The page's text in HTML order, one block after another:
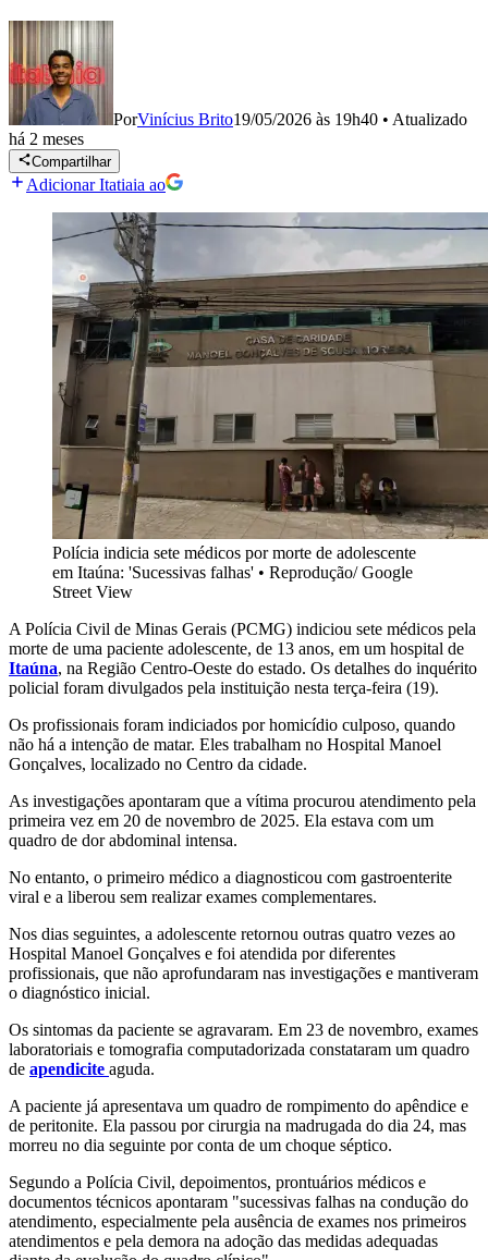
PorVinícius Brito19/05/2026 às 19h40 • Atualizado
há 2 meses
Compartilhar
Adicionar Itatiaia ao
Polícia indicia sete médicos por morte de adolescente
em Itaúna: 'Sucessivas falhas' • Reprodução/ Google
Street View
A Polícia Civil de Minas Gerais (PCMG) indiciou sete médicos pela
morte de uma paciente adolescente, de 13 anos, em um hospital de
Itaúna, na Região Centro-Oeste do estado. Os detalhes do inquérito
policial foram divulgados pela instituição nesta terça-feira (19).
Os profissionais foram indiciados por homicídio culposo, quando
não há a intenção de matar. Eles trabalham no Hospital Manoel
Gonçalves, localizado no Centro da cidade.
As investigações apontaram que a vítima procurou atendimento pela
primeira vez em 20 de novembro de 2025. Ela estava com um
quadro de dor abdominal intensa.
No entanto, o primeiro médico a diagnosticou com gastroenterite
viral e a liberou sem realizar exames complementares.
Nos dias seguintes, a adolescente retornou outras quatro vezes ao
Hospital Manoel Gonçalves e foi atendida por diferentes
profissionais, que não aprofundaram nas investigações e mantiveram
o diagnóstico inicial.
Os sintomas da paciente se agravaram. Em 23 de novembro, exames
laboratoriais e tomografia computadorizada constataram um quadro
de apendicite aguda.
A paciente já apresentava um quadro de rompimento do apêndice e
de peritonite. Ela passou por cirurgia na madrugada do dia 24, mas
morreu no dia seguinte por conta de um choque séptico.
Segundo a Polícia Civil, depoimentos, prontuários médicos e
documentos técnicos apontaram "sucessivas falhas na condução do
atendimento, especialmente pela ausência de exames nos primeiros
atendimentos e pela demora na adoção das medidas adequadas